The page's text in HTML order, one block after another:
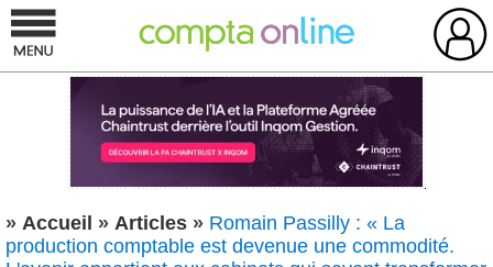
» Accueil » Articles » Romain Passilly : « La
production comptable est devenue une commodité.